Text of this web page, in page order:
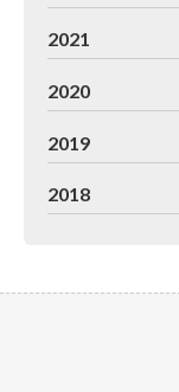
2021
2020
2019
2018